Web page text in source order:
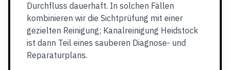
Durchfluss dauerhaft. In solchen Fällen
kombinieren wir die Sichtprüfung mit einer
gezielten Reinigung; Kanalreinigung Heidstock
ist dann Teil eines sauberen Diagnose- und
Reparaturplans.